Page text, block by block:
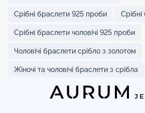
Срібні браслети 925 проби
Срібні браслети чоловічі 925 проби
Чоловічі браслети срібло з золотом
Жіночі та чоловічі браслети з срібла